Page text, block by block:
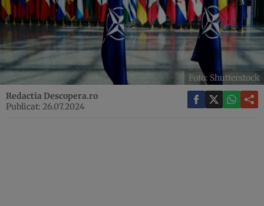
Foto: Shutterstock
Redactia Descopera.ro
Publicat: 26.07.2024